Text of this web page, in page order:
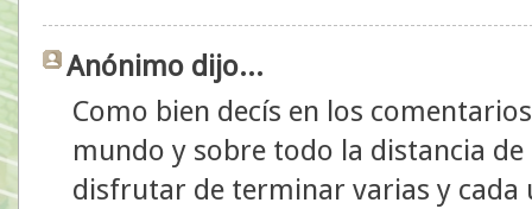
Anónimo dijo...
Como bien decís en los
mundo y sobre todo la distancia
disfrutar de terminar varias y cada